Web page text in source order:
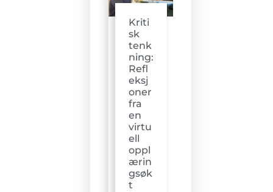
Kriti
sk
tenk
ning:
Refl
eksj
oner
fra
en
virtu
ell
oppl
ærin
gsøk
t